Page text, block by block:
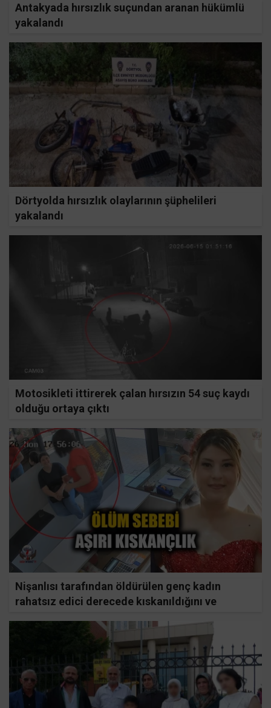
Antakyada hırsızlık suçundan aranan hükümlü
yakalandı
Dörtyolda hırsızlık olaylarının şüphelileri
yakalandı
Motosikleti ittirerek çalan hırsızın 54 suç kaydı
olduğu ortaya çıktı
Nişanlısı tarafından öldürülen genç kadın
rahatsız edici derecede kıskanıldığını ve